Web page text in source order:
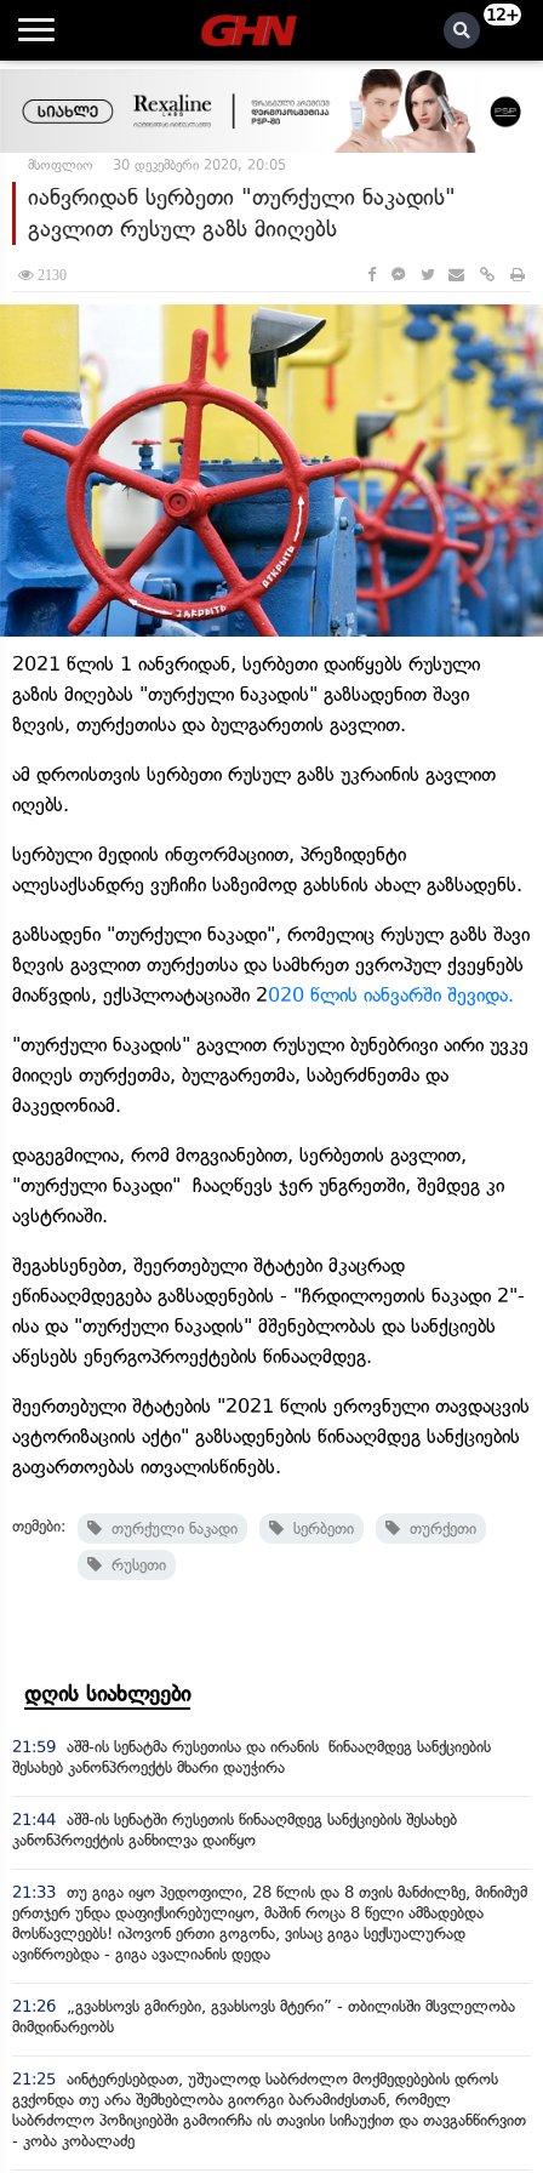
12+
მსოფლიო 30 დეკემბერი 2020, 20:05
იანვრიდან სერბეთი "თურქული ნაკადის"
გავლით რუსულ გაზს მიიღებს
2130
2021 წლის 1 იანვრიდან, სერბეთი დაიწყებს რუსული
გაზის მიღებას "თურქული ნაკადის" გაზსადენით შავი
ზღვის, თურქეთისა და ბულგარეთის გავლით.
ამ დროისთვის სერბეთი რუსულ გაზს უკრაინის გავლით
იღებს.
სერბული მედიის ინფორმაციით, პრეზიდენტი
ალესაქსანდრე ვუჩიჩი საზეიმოდ გახსნის ახალ გაზსადენს.
გაზსადენი "თურქული ნაკადი", რომელიც რუსულ გაზს შავი
ზღვის გავლით თურქეთსა და სამხრეთ ევროპულ ქვეყნებს
მიაწვდის, ექსპლოატაციაში 2020 წლის იანვარში შევიდა.
"თურქული ნაკადის" გავლით რუსული ბუნებრივი აირი უვკე
მიიღეს თურქეთმა, ბულგარეთმა, საბერძნეთმა და
მაკედონიამ.
დაგეგმილია, რომ მოგვიანებით, სერბეთის გავლით,
"თურქული ნაკადი" ჩააღწევს ჯერ უნგრეთში, შემდეგ კი
ავსტრიაში.
შეგახსენებთ, შეერთებული შტატები მკაცრად
ეწინააღმდეგება გაზსადენების - "ჩრდილოეთის ნაკადი 2"-
ისა და "თურქული ნაკადის" მშენებლობას და სანქციებს
აწესებს ენერგოპროექტების წინააღმდეგ.
შეერთებული შტატების "2021 წლის ეროვნული თავდაცვის
ავტორიზაციის აქტი" გაზსადენების წინააღმდეგ სანქციების
გაფართოებას ითვალისწინებს.
თემები: თურქული ნაკადი სერბეთი
თურქეთი
რუსეთი
დღის სიახლეები
21:59 აშშ-ის სენატმა რუსეთისა და ირანის წინააღმდეგ სანქციების
შესახებ კანონპროექტს მხარი დაუჭირა
21:44 აშშ-ის სენატში რუსეთის წინააღმდეგ სანქციების შესახებ
კანონპროექტის განხილვა დაიწყო
21:33 თუ გიგა იყო პედოფილი, 28 წლის და 8 თვის მანძილზე, მინიმუმ
ერთჯერ უნდა დაფიქსირებულიყო, მაშინ როცა 8 წელი ამზადებდა
მოსწავლეებს! იპოვონ ერთი გოგონა, ვისაც გიგა სექსუალურად
ავიწროებდა - გიგა ავალიანის დედა
21:26
„გვახსოვს გმირები, გვახსოვს მტერი” - თბილისში მსვლელობა
მიმდინარეობს
21:25 აინტერესებდათ, უშუალოდ საბრძოლო მოქმედებების დროს
გვქონდა თუ არა შემხებლობა გიორგი ბარამიძესთან, რომელ
საბრძოლო პოზიციებში გამოირჩა ის თავისი სიჩაუქით და თავგანწირვით
- კობა კობალაძე